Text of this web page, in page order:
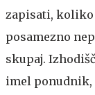
zapisati,
posamezno
skupaj.
imel ponudnik,